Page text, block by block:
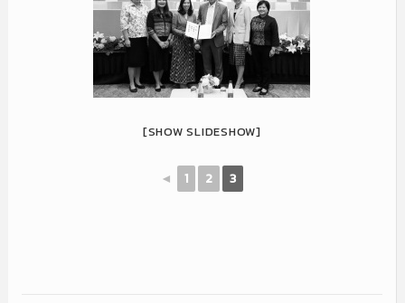
[SHOW SLIDESHOW]
◄ 1 2 3